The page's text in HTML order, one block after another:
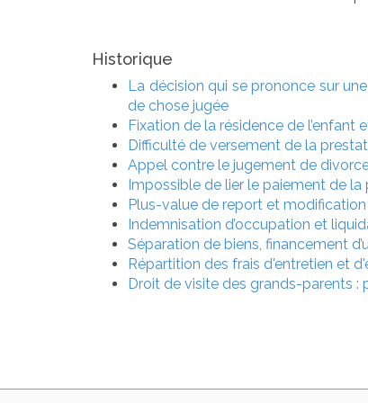
Historique
La décision qui se prononce sur
de chose jugée
Fixation de la résidence de
Difficulté de versement de la
Appel contre le jugement de
Impossible de lier le paiement de
Plus-value de report et
Indemnisation d’occupation et
Séparation de biens, financement
Répartition des frais d'entretien et
Droit de visite des grands-parents :